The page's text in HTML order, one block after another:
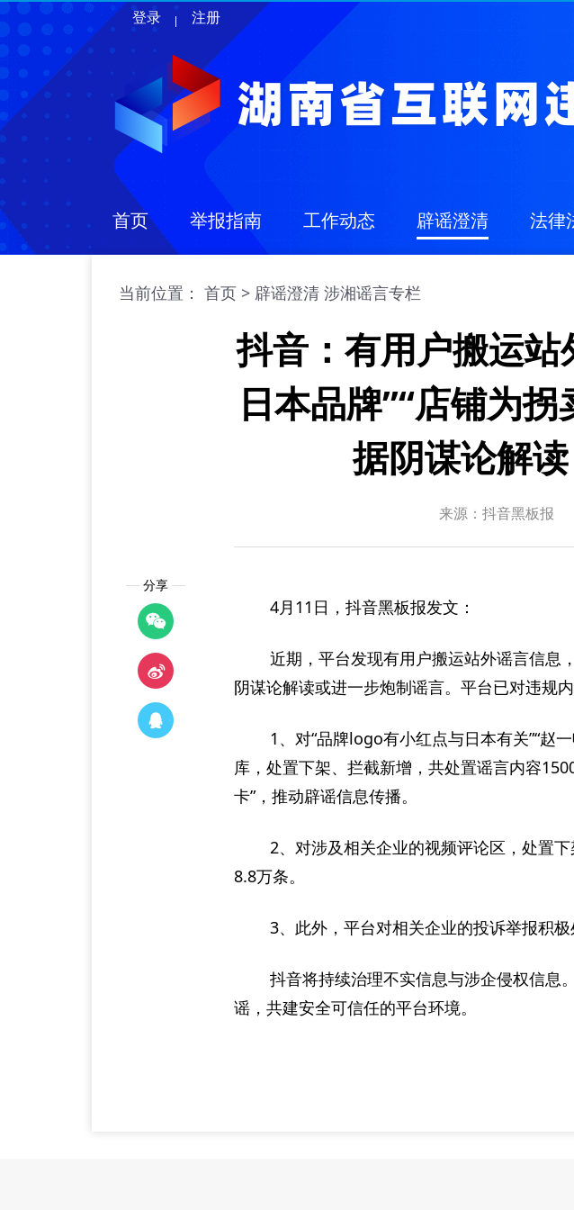
登录 注册
首页 举报指南 工作动态 辟谣澄清 法律
当前位置： 首页 > 辟谣澄清 涉湘谣言专栏
抖音：有用户搬运
日本品牌”“店铺为
据阴谋论解
来源：抖音黑板报
分享
4月11日，抖音黑板报发文：
近期，平台发现有用户搬运站外谣言信息
阴谋论解读或进一步炮制谣言。平台已对违规
1、对“品牌logo有小红点与日本有关”“赵
库，处置下架、拦截新增，共处置谣言内容
卡”，推动辟谣信息传播。
2、对涉及相关企业的视频评论区，处置
8.8万条。
3、此外，平台对相关企业的投诉举报积极
抖音将持续治理不实信息与涉企侵权信息
谣，共建安全可信任的平台环境。